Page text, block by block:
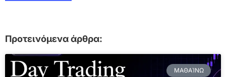
Προτεινόμενα άρθρα:
ΜΑΘΑΊΝΩ